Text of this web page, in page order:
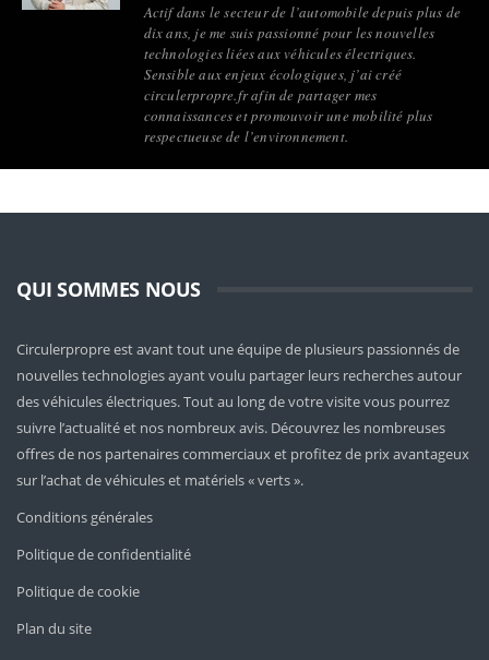
Actif dans le secteur de l’automobile depuis plus de
dix ans, je me suis passionné pour les nouvelles
technologies liées aux véhicules électriques.
Sensible aux enjeux écologiques, j’ai créé
circulerpropre.fr afin de partager mes
connaissances et promouvoir une mobilité plus
respectueuse de l’environnement.
QUI SOMMES NOUS
Circulerpropre est avant tout une équipe de plusieurs passionnés de
nouvelles technologies ayant voulu partager leurs recherches autour
des véhicules électriques. Tout au long de votre visite vous pourrez
suivre l’actualité et nos nombreux avis. Découvrez les nombreuses
offres de nos partenaires commerciaux et profitez de prix avantageux
sur l’achat de véhicules et matériels « verts ».
Conditions générales
Politique de confidentialité
Politique de cookie
Plan du site